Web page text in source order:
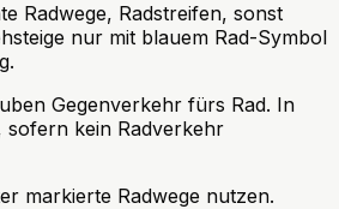
Radwege, Radstreifen, sonst
nur mit blauem Rad-Symbol
Gegenverkehr fürs Rad. In
sofern kein Radverkehr
markierte Radwege nutzen.